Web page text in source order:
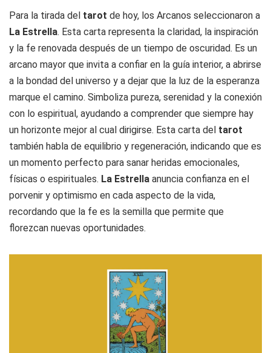
Para la tirada del tarot de hoy, los Arcanos seleccionaron a
La Estrella. Esta carta representa la claridad, la inspiración
y la fe renovada después de un tiempo de oscuridad. Es un
arcano mayor que invita a confiar en la guía interior, a abrirse
a la bondad del universo y a dejar que la luz de la esperanza
marque el camino. Simboliza pureza, serenidad y la conexión
con lo espiritual, ayudando a comprender que siempre hay
un horizonte mejor al cual dirigirse. Esta carta del tarot
también habla de equilibrio y regeneración, indicando que es
un momento perfecto para sanar heridas emocionales,
físicas o espirituales. La Estrella anuncia confianza en el
porvenir y optimismo en cada aspecto de la vida,
recordando que la fe es la semilla que permite que
florezcan nuevas oportunidades.